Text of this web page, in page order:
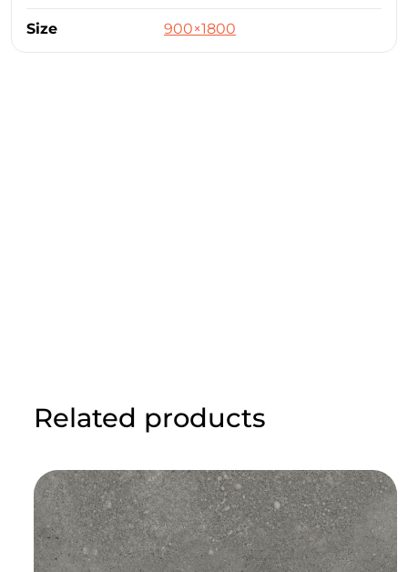
Size 900×1800
Related products